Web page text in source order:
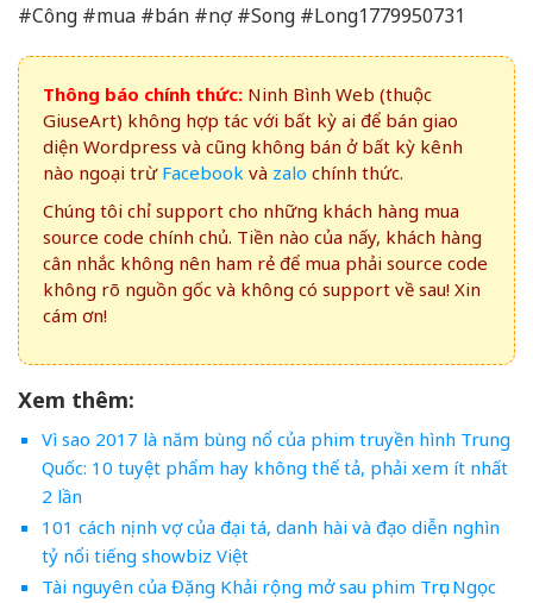
#Công #mua #bán #nợ #Song #Long1779950731
Thông báo chính thức: Ninh Bình Web (thuộc
GiuseArt) không hợp tác với bất kỳ ai để bán giao
diện Wordpress và cũng không bán ở bất kỳ kênh
nào ngoại trừ Facebook và zalo chính thức.
Chúng tôi chỉ support cho những khách hàng mua
source code chính chủ. Tiền nào của nấy, khách hàng
cân nhắc không nên ham rẻ để mua phải source code
không rõ nguồn gốc và không có support về sau! Xin
cám ơn!
Xem thêm:
Vì sao 2017 là năm bùng nổ của phim truyền hình Trung
Quốc: 10 tuyệt phẩm hay không thể tả, phải xem ít nhất
2 lần
101 cách nịnh vợ của đại tá, danh hài và đạo diễn nghìn
tỷ nổi tiếng showbiz Việt
Tài nguyên của Đặng Khải rộng mở sau phim Trục Ngọc